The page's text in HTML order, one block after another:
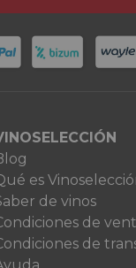
es
de vinos
de
de